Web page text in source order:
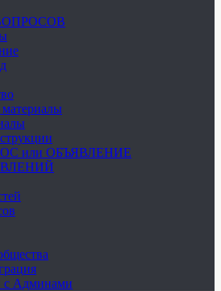
или ОБЪЯВЛЕНИЕ
с Админами